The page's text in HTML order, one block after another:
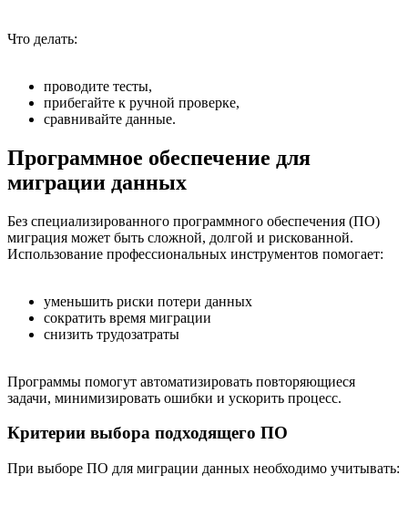
Что делать:
проводите тесты,
прибегайте к ручной проверке,
сравнивайте данные.
Программное обеспечение для
миграции данных
Без специализированного программного обеспечения (ПО)
миграция может быть сложной, долгой и рискованной.
Использование профессиональных инструментов помогает:
уменьшить риски потери данных
сократить время миграции
снизить трудозатраты
Программы помогут автоматизировать повторяющиеся
задачи, минимизировать ошибки и ускорить процесс.
Критерии выбора подходящего ПО
При выборе ПО для миграции данных необходимо учитывать: